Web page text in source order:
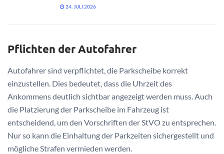
24. JULI 2026
Pflichten der Autofahrer
Autofahrer sind verpflichtet, die Parkscheibe korrekt
einzustellen. Dies bedeutet, dass die Uhrzeit des
Ankommens deutlich sichtbar angezeigt werden muss. Auch
die Platzierung der Parkscheibe im Fahrzeug ist
entscheidend, um den Vorschriften der StVO zu entsprechen.
Nur so kann die Einhaltung der Parkzeiten sichergestellt und
mögliche Strafen vermieden werden.